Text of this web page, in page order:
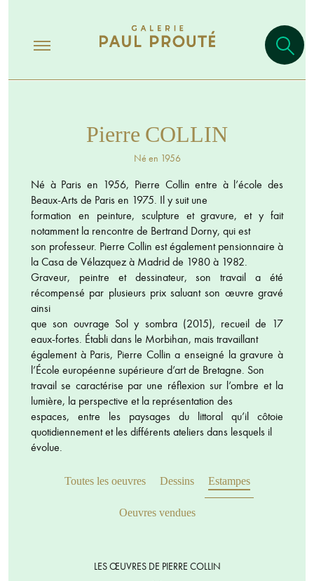
Pierre COLLIN
Né en 1956
Né à Paris en 1956, Pierre Collin entre à l’école des
Beaux-Arts de Paris en 1975. Il y suit une
formation en peinture, sculpture et gravure, et y fait
notamment la rencontre de Bertrand Dorny, qui est
son professeur. Pierre Collin est également pensionnaire à
la Casa de Vélazquez à Madrid de 1980 à 1982.
Graveur, peintre et dessinateur, son travail a été
récompensé par plusieurs prix saluant son œuvre gravé
ainsi
que son ouvrage Sol y sombra (2015), recueil de 17
eaux-fortes. Établi dans le Morbihan, mais travaillant
également à Paris, Pierre Collin a enseigné la gravure à
l’École européenne supérieure d’art de Bretagne. Son
travail se caractérise par une réflexion sur l’ombre et la
lumière, la perspective et la représentation des
espaces, entre les paysages du littoral qu’il côtoie
quotidiennement et les différents ateliers dans lesquels il
évolue.
Toutes les oeuvres Dessins Estampes
Oeuvres vendues
LES ŒUVRES DE PIERRE COLLIN